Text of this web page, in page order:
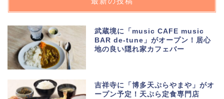
武蔵境に「music CAFE music
BAR de-tune」がオープン！居心
地の良い隠れ家カフェバー
吉祥寺に「博多天ぷらやまや」がオ
ープン予定！天ぷら定食専門店